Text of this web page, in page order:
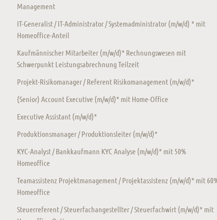
Management
IT-Generalist / IT-Administrator / Systemadministrator (m/w/d) * mit
Homeoffice-Anteil
Kaufmännischer Mitarbeiter (m/w/d)* Rechnungswesen mit
Schwerpunkt Leistungsabrechnung Teilzeit
Projekt-Risikomanager / Referent Risikomanagement (m/w/d)*
(Senior) Account Executive (m/w/d)* mit Home-Office
Executive Assistant (m/w/d)*
Produktionsmanager / Produktionsleiter (m/w/d)*
KYC-Analyst / Bankkaufmann KYC Analyse (m/w/d)* mit 50%
Homeoffice
Teamassistenz Projektmanagement / Projektassistenz (m/w/d)* mit
Homeoffice
Steuerreferent / Steuerfachangestellter / Steuerfachwirt (m/w/d)* mit